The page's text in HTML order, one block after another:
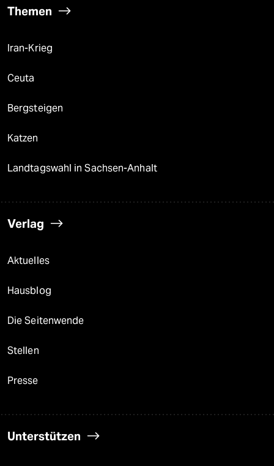
Themen
Iran-Krieg
Ceuta
Bergsteigen
Katzen
Landtagswahl in Sachsen-Anhalt
Verlag
Aktuelles
Hausblog
Die Seitenwende
Stellen
Presse
Unterstützen